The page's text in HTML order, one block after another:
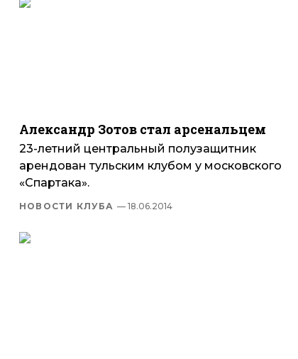
Александр Зотов стал арсенальцем
23-летний центральный полузащитник
арендован тульским клубом у московского
«Спартака».
НОВОСТИ КЛУБА — 18.06.2014